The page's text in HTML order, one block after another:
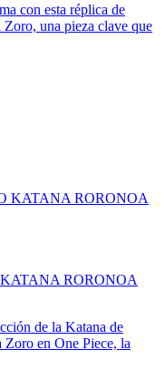
con esta réplica de
una pieza clave que
RORONOA
de la Katana de
en One Piece, la